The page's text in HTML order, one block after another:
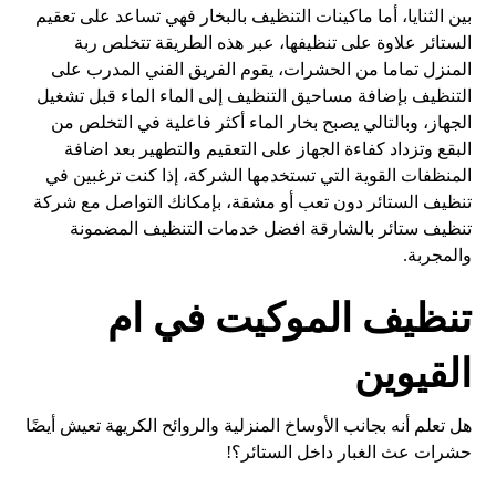
بين الثنايا، أما ماكينات التنظيف بالبخار فهي تساعد على تعقيم
الستائر علاوة على تنظيفها، عبر هذه الطريقة تتخلص ربة
المنزل تماما من الحشرات، يقوم الفريق الفني المدرب على
التنظيف بإضافة مساحيق التنظيف إلى الماء الماء قبل تشغيل
الجهاز، وبالتالي يصبح بخار الماء أكثر فاعلية في التخلص من
البقع وتزداد كفاءة الجهاز على التعقيم والتطهير بعد اضافة
المنظفات القوية التي تستخدمها الشركة، إذا كنت ترغبين في
تنظيف الستائر دون تعب أو مشقة، بإمكانك التواصل مع شركة
تنظيف ستائر بالشارقة افضل خدمات التنظيف المضمونة
والمجربة.
تنظيف الموكيت في ام
القيوين
هل تعلم أنه بجانب الأوساخ المنزلية والروائح الكريهة تعيش أيضًا
حشرات عث الغبار داخل الستائر؟!